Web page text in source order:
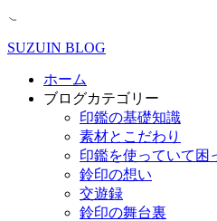
SUZUIN BLOG
ホーム
ブログカテゴリー
印鑑の基礎知識
素材とこだわり
印鑑を使っていて困
鈴印の想い
交遊録
鈴印の舞台裏